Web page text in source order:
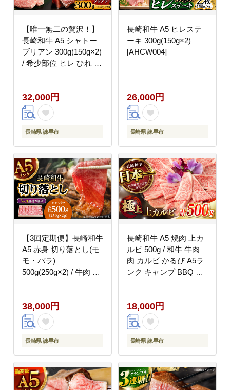
【唯一無二の贅沢！】
長崎和牛 A5 シャトー
ブリアン 300g(150g×2)
/ 希少部位 ヒレ ひれ ヒ
ん / 諫早市 / 野中精肉
店 [AHCW110]
32,000円
長崎県 諫早市
長崎和牛 A5 ヒレステ
ーキ 300g(150g×2)
[AHCW004]
26,000円
長崎県 諫早市
【3回定期便】長崎和牛
A5 赤身 切り落とし(モ
モ・バラ)
500g(250g×2) / 牛肉 和
小間切れ / 諫早市 / 野
中精肉店 [AHCW012]
38,000円
長崎県 諫早市
長崎和牛 A5 焼肉 上カ
ルビ 500g / 和牛 牛肉
肉 カルビ かるび A5ラ
ンク キャンプ BBQ バ
18,000円
長崎県 諫早市